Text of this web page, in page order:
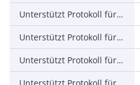
Unterstützt Protokoll für TCP/IP
Unterstützt Protokoll für PROFIBUS
Unterstützt Protokoll für CAN